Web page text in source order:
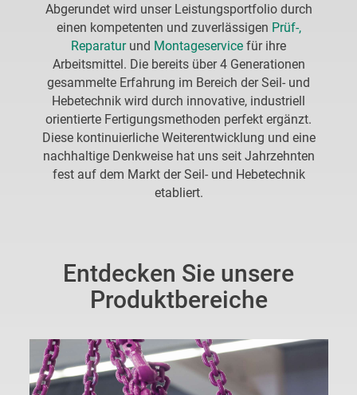
Abgerundet wird unser Leistungsportfolio durch
einen kompetenten und zuverlässigen Prüf-,
Reparaturund Montageservice für ihre
Arbeitsmittel. Die bereits über 4 Generationen
gesammelte Erfahrung im Bereich der Seil- und
Hebetechnik wird durch innovative, industriell
orientierte Fertigungsmethoden perfekt ergänzt.
Diese kontinuierliche Weiterentwicklung und eine
nachhaltige Denkweise hat uns seit Jahrzehnten
fest auf dem Markt der Seil- und Hebetechnik
etabliert.
Entdecken Sie unsere
Produktbereiche